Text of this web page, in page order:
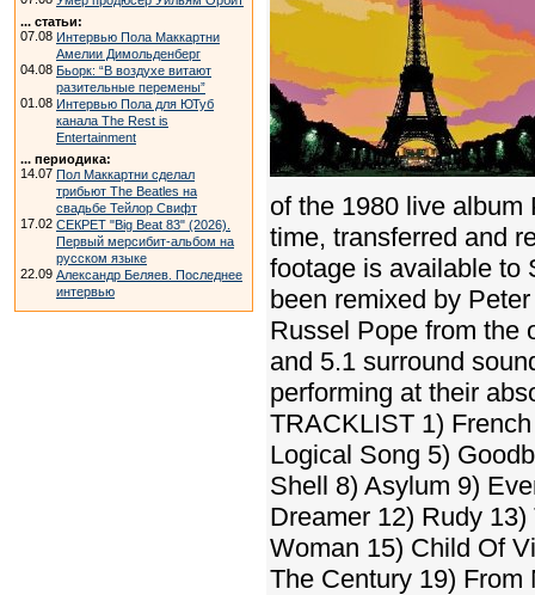
... статьи:
07.08 Интервью Пола Маккартни
Амелии Димольденберг
04.08 Бьорк: “В воздухе витают
разительные перемены”
01.08 Интервью Пола для ЮТуб
канала The Rest is
Entertainment
... периодика:
14.07 Пол Маккартни сделал
трибьют The Beatles на
свадьбе Тейлор Свифт
17.02 СЕКРЕТ "Big Beat 83" (2026).
Первый мерсибит-альбом на
русском языке
22.09 Александр Беляев. Последнее
интервью
of the 1980 live
time, transferred and
footage is available to
been remixed by
Russel Pope from the
and 5.1 surround
performing at their
TRACKLIST 1)
Logical Song 5)
Shell 8) Asylum 9)
Dreamer 12) Rudy
Woman 15) Child Of
The Century 19) From